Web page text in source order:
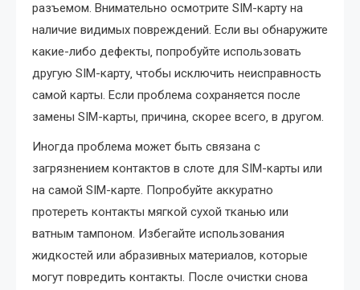
разъемом. Внимательно осмотрите SIM-карту на
наличие видимых повреждений. Если вы обнаружите
какие-либо дефекты‚ попробуйте использовать
другую SIM-карту‚ чтобы исключить неисправность
самой карты. Если проблема сохраняется после
замены SIM-карты‚ причина‚ скорее всего‚ в другом.
Иногда проблема может быть связана с
загрязнением контактов в слоте для SIM-карты или
на самой SIM-карте. Попробуйте аккуратно
протереть контакты мягкой сухой тканью или
ватным тампоном. Избегайте использования
жидкостей или абразивных материалов‚ которые
могут повредить контакты. После очистки снова